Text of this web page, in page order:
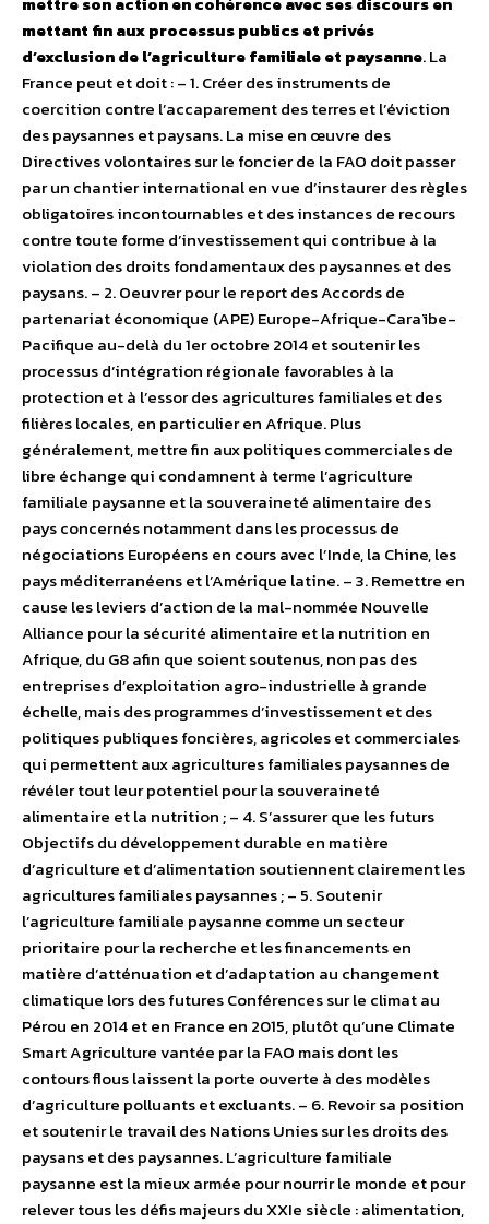
mettant fin aux processus publics et privés
d’exclusion de l’agriculture familiale et paysanne. La
France peut et doit : – 1. Créer des instruments de
coercition contre l’accaparement des terres et l’éviction
des paysannes et paysans. La mise en œuvre des
Directives volontaires sur le foncier de la FAO doit passer
par un chantier international en vue d’instaurer des règles
obligatoires incontournables et des instances de recours
contre toute forme d’investissement qui contribue à la
violation des droits fondamentaux des paysannes et des
paysans. – 2. Oeuvrer pour le report des Accords de
partenariat économique (APE) Europe-Afrique-Caraïbe-
Pacifique au-delà du 1er octobre 2014 et soutenir les
processus d’intégration régionale favorables à la
protection et à l’essor des agricultures familiales et des
filières locales, en particulier en Afrique. Plus
généralement, mettre fin aux politiques commerciales de
libre échange qui condamnent à terme l’agriculture
familiale paysanne et la souveraineté alimentaire des
pays concernés notamment dans les processus de
négociations Européens en cours avec l’Inde, la Chine, les
pays méditerranéens et l’Amérique latine. – 3. Remettre en
cause les leviers d’action de la mal-nommée Nouvelle
Alliance pour la sécurité alimentaire et la nutrition en
Afrique, du G8 afin que soient soutenus, non pas des
entreprises d’exploitation agro-industrielle à grande
échelle, mais des programmes d’investissement et des
politiques publiques foncières, agricoles et commerciales
qui permettent aux agricultures familiales paysannes de
révéler tout leur potentiel pour la souveraineté
alimentaire et la nutrition ; – 4. S’assurer que les futurs
Objectifs du développement durable en matière
d’agriculture et d’alimentation soutiennent clairement les
agricultures familiales paysannes ; – 5. Soutenir
l’agriculture familiale paysanne comme un secteur
prioritaire pour la recherche et les financements en
matière d’atténuation et d’adaptation au changement
climatique lors des futures Conférences sur le climat au
Pérou en 2014 et en France en 2015, plutôt qu’une Climate
Smart Agriculture vantée par la FAO mais dont les
contours flous laissent la porte ouverte à des modèles
d’agriculture polluants et excluants. – 6. Revoir sa position
et soutenir le travail des Nations Unies sur les droits des
paysans et des paysannes. L’agriculture familiale
paysanne est la mieux armée pour nourrir le monde et pour
relever tous les défis majeurs du XXIe siècle : alimentation,